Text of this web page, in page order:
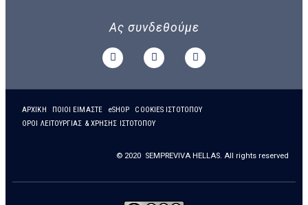
Ας συνδεθούμε
ΑΡΧΙΚΗ ΠΟΙΟΙ ΕΙΜΑΣΤΕ eSHOP
COOKIES ΙΣΤΟΤΟΠΟΥ
ΟΡΟΙ ΛΕΙΤΟΥΡΓΙΑΣ & ΧΡΗΣΗΣ ΙΣΤΟΤΟΠΟΥ
© 2020 SEMPREVIVA HELLAS. All rights reserved